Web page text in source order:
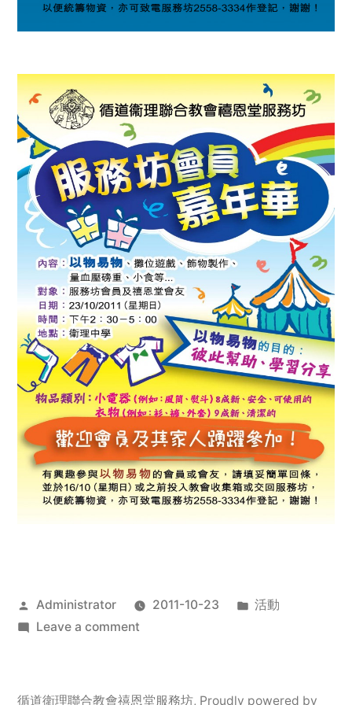
Posted
by
Administrator 2011-10-23
Posted
活動
Leave a commenton
服
循道衛理聯合教會禧恩堂服務坊, Proudly powered by